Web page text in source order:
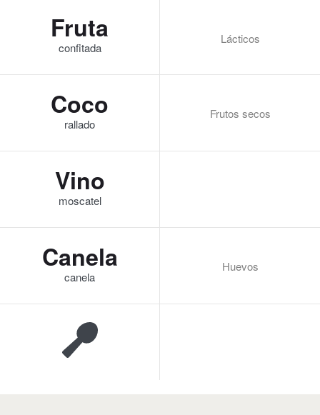
Fruta
confitada
Lácticos
Coco
rallado
Frutos secos
Vino
moscatel
Canela
canela
Huevos